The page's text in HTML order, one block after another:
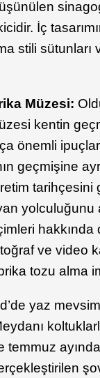
İç
stili
Müzesi:
kentin
önemli
geçmişine
ve video
tozu alma
yaz